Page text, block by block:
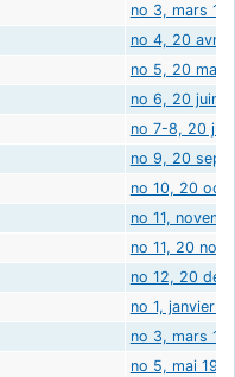
no 3, mars
no 4, 20 avril
no 5, 20 mai
no 6, 20 juin
no 7-8, 20
no 9, 20
no 10, 20
no 11,
no 11, 20
no 12, 20
no 1, janvier
no 3, mars
no 5, mai